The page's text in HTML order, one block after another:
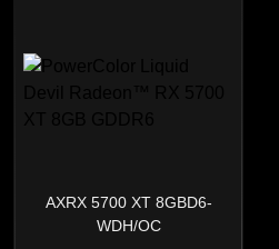
AXRX 5700 XT 8GBD6-
WDH/OC